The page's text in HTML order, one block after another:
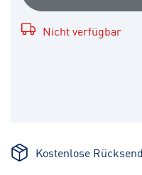
Nicht verfügbar
Kostenlose